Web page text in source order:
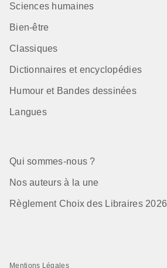
Sciences humaines
Bien-être
Classiques
Dictionnaires et encyclopédies
Humour et Bandes dessinées
Langues
Qui sommes-nous ?
Nos auteurs à la une
Règlement Choix des Libraires 2026
Mentions Légales